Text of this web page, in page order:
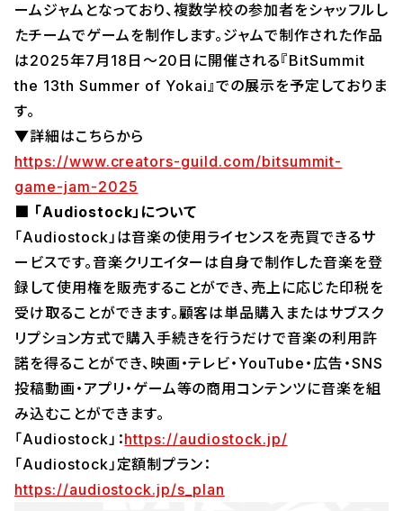
ームジャムとなっており、複数学校の参加者をシャッフルし
たチームでゲームを制作します。ジャムで制作された作品
は2025年7月18日〜20日に開催される『BitSummit
the 13th Summer of Yokai』での展示を予定しておりま
す。
▼詳細はこちらから
https://www.creators-guild.com/bitsummit-
game-jam-2025
■ 「Audiostock」について
「Audiostock」は音楽の使用ライセンスを売買できるサ
ービスです。音楽クリエイターは自身で制作した音楽を登
録して使用権を販売することができ、売上に応じた印税を
受け取ることができます。顧客は単品購入またはサブスク
リプション方式で購入手続きを行うだけで音楽の利用許
諾を得ることができ、映画・テレビ・YouTube・広告・SNS
投稿動画・アプリ・ゲーム等の商用コンテンツに音楽を組
み込むことができます。
「Audiostock」：https://audiostock.jp/
「Audiostock」定額制プラン：
https://audiostock.jp/s_plan